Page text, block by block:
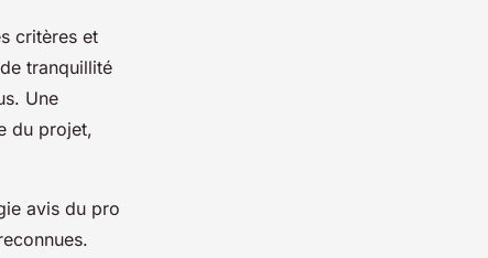
critères et
tranquillité
Une
du projet,
avis du pro